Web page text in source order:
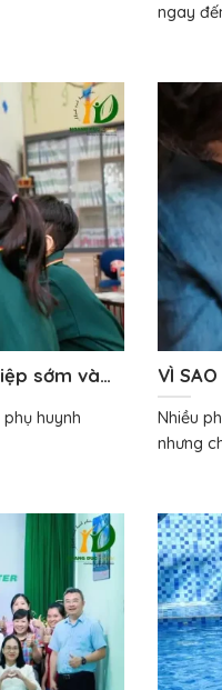
ngay
sớm và
phụ
huynh
VÌ
Nhiều
nhưng